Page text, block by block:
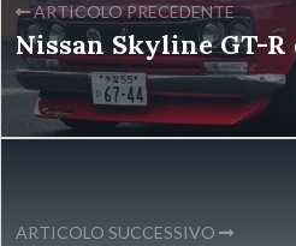
ARTICOLO PRECEDENTE
Nissan Skyline GT-R
ARTICOLO SUCCESSIVO